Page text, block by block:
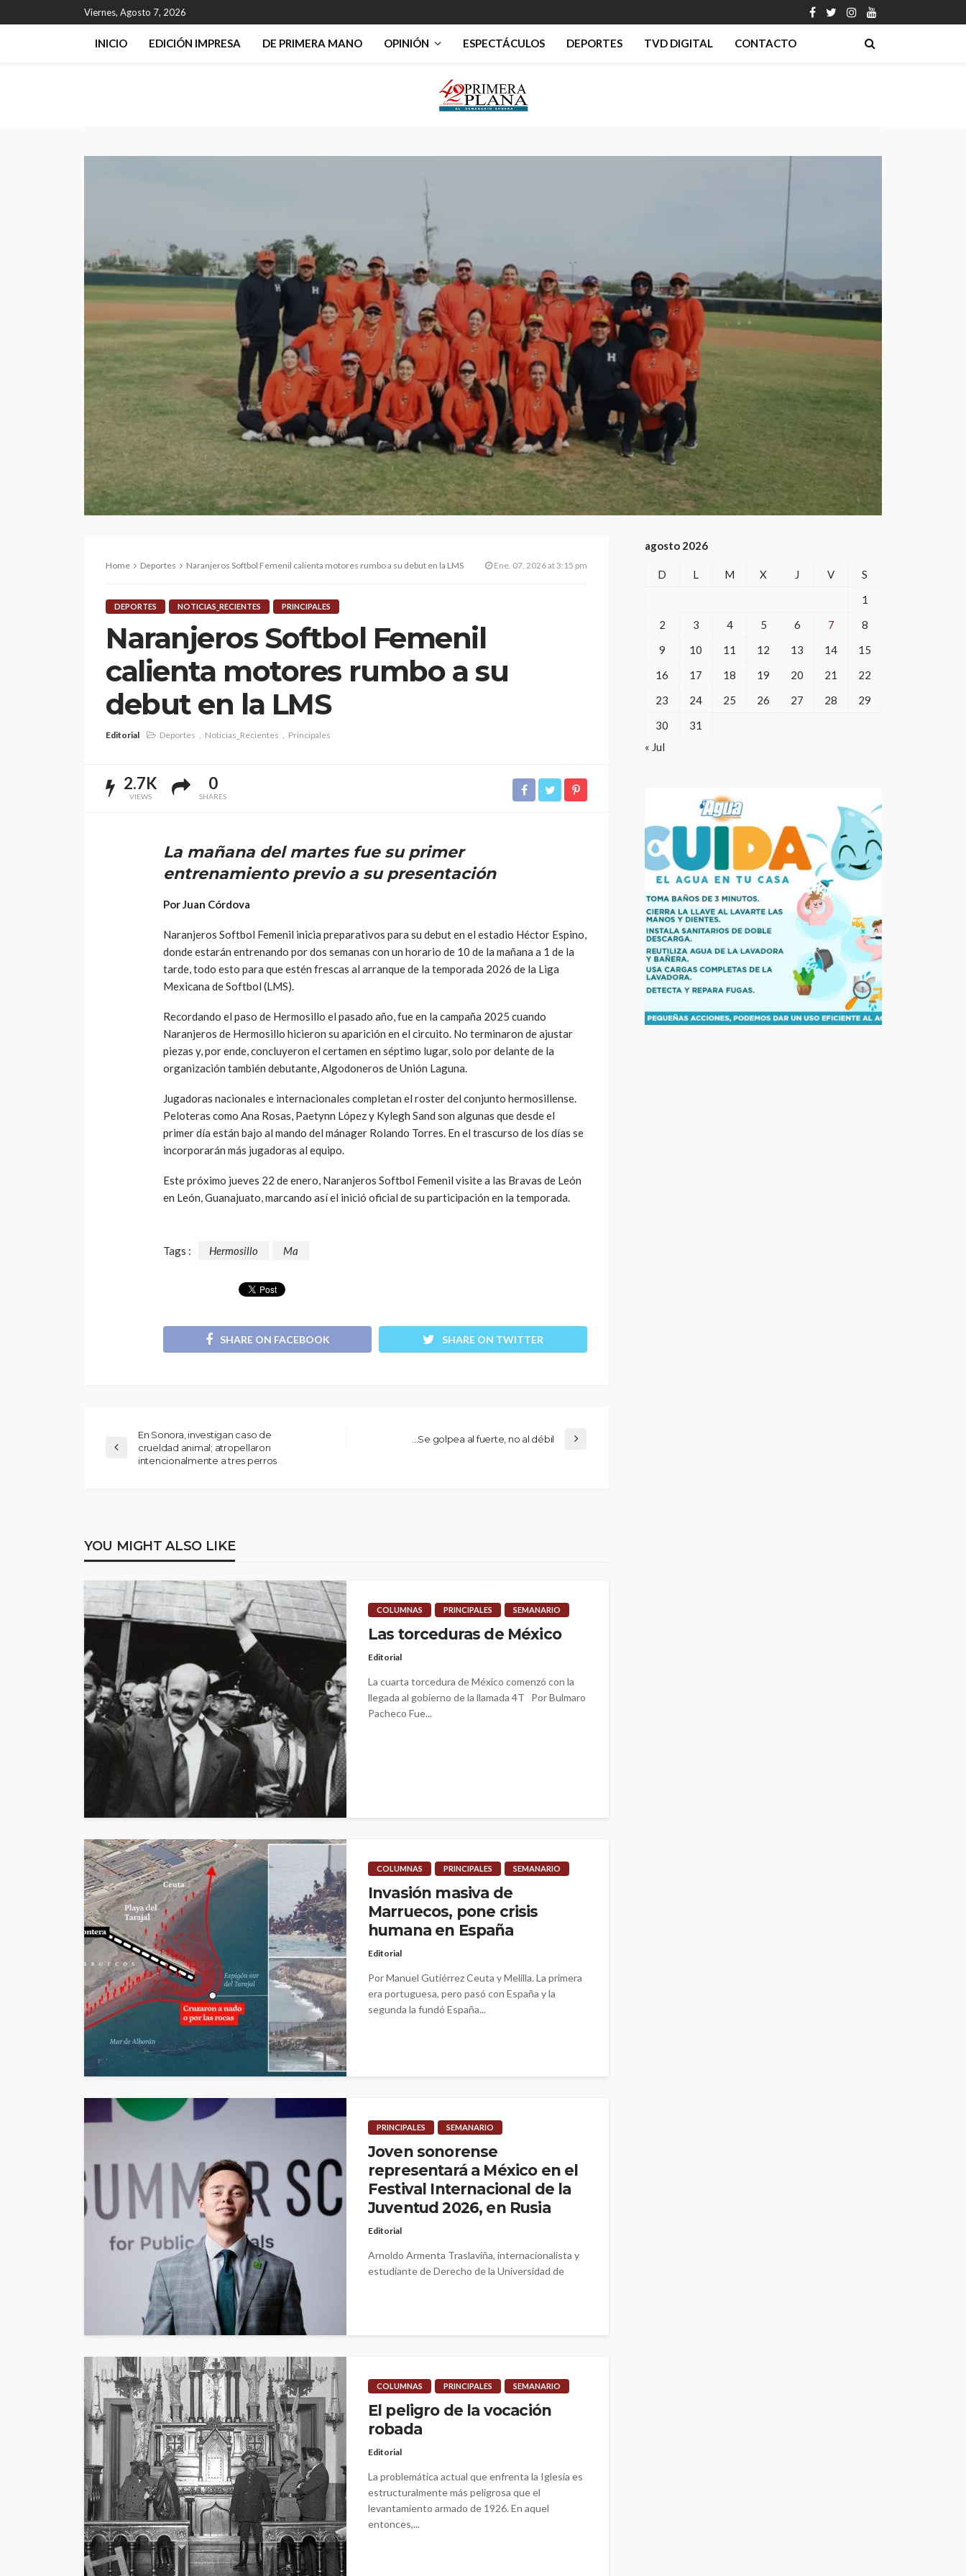
Viernes, Agosto 7, 2026
INICIO EDICIÓN IMPRESA DE PRIMERA MANO OPINIÓN ESPECTÁCULOS DEPORTES TVD DIGITAL CONTACTO
Home Deportes Naranjeros Softbol Femenil calienta motores rumbo a su debut en la LMS Ene. 07, 2026 at 3:15 pm
DEPORTES NOTICIAS_RECIENTES PRINCIPALES
Naranjeros Softbol Femenil
calienta motores rumbo a su
debut en la LMS
Editorial Deportes Noticias_Recientes Principales
2.7K
VIEWS
0
SHARES
La mañana del martes fue su primer
entrenamiento previo a su presentación
Por Juan Córdova
Naranjeros Softbol Femenil inicia preparativos para su debut en el estadio Héctor Espino,
donde estarán entrenando por dos semanas con un horario de 10 de la mañana a 1 de la
tarde, todo esto para que estén frescas al arranque de la temporada 2026 de la Liga
Mexicana de Softbol (LMS).
Recordando el paso de Hermosillo el pasado año, fue en la campaña 2025 cuando
Naranjeros de Hermosillo hicieron su aparición en el circuito. No terminaron de ajustar
piezas y, por ende, concluyeron el certamen en séptimo lugar, solo por delante de la
organización también debutante, Algodoneros de Unión Laguna.
Jugadoras nacionales e internacionales completan el roster del conjunto hermosillense.
Peloteras como Ana Rosas, Paetynn López y Kylegh Sand son algunas que desde el
primer día están bajo al mando del mánager Rolando Torres. En el trascurso de los días se
incorporarán más jugadoras al equipo.
Este próximo jueves 22 de enero, Naranjeros Softbol Femenil visite a las Bravas de León
en León, Guanajuato, marcando así el inició oficial de su participación en la temporada.
Tags : Hermosillo Ma
SHARE ON FACEBOOK SHARE ON TWITTER
En Sonora, investigan caso de
crueldad animal; atropellaron
intencionalmente a tres perros
…Se golpea al fuerte, no al débil
YOU MIGHT ALSO LIKE
COLUMNAS PRINCIPALES SEMANARIO
Las torceduras de México
Editorial
La cuarta torcedura de México comenzó con la
llegada al gobierno de la llamada 4T Por Bulmaro
Pacheco Fue...
COLUMNAS PRINCIPALES SEMANARIO
Invasión masiva de
Marruecos, pone crisis
humana en España
Editorial
Por Manuel Gutiérrez Ceuta y Melilla. La primera
era portuguesa, pero pasó con España y la
segunda la fundó España...
PRINCIPALES SEMANARIO
Joven sonorense
representará a México en el
Festival Internacional de la
Juventud 2026, en Rusia
Editorial
Arnoldo Armenta Traslaviña, internacionalista y
estudiante de Derecho de la Universidad de
COLUMNAS PRINCIPALES SEMANARIO
El peligro de la vocación
robada
Editorial
La problemática actual que enfrenta la Iglesia es
estructuralmente más peligrosa que el
levantamiento armado de 1926. En aquel
entonces,...
agosto 2026
D L M X J V
S
1
2
3 4 5 6 7
8
9
10 11 12 13 14
15
16
17 18 19 20 21
22
23
24 25 26 27 28
29
30
31
« Jul